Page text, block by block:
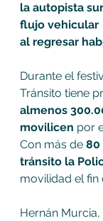
la autopista
flujo vehicular
al regresar
Durante el
Tránsito tiene
almenos
movilicen por
Con más de 80
tránsito la
movilidad el fin
Hernán